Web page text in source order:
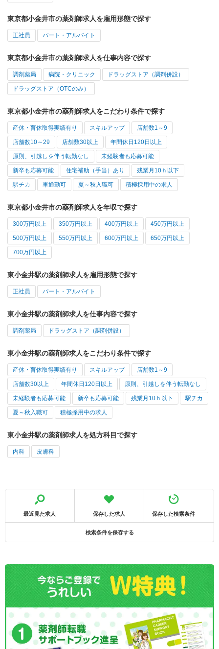
東京都小金井市の薬剤師求人を雇用形態で探す
正社員 パート・アルバイト
東京都小金井市の薬剤師求人を仕事内容で探す
調剤薬局 病院・クリニック ドラッグストア（調剤併設）
ドラッグストア（OTCのみ）
東京都小金井市の薬剤師求人をこだわり条件で探す
産休・育休取得実績有り スキルアップ 店舗数1～9
店舗数10～29 店舗数30以上 年間休日120日以上
原則、引越しを伴う転勤なし 未経験者も応募可能
新卒も応募可能 住宅補助（手当）あり 残業月10ｈ以下
駅チカ 車通勤可 夏～秋入職可 積極採用中の求人
東京都小金井市の薬剤師求人を年収で探す
300万円以上 350万円以上 400万円以上 450万円以上
500万円以上 550万円以上 600万円以上 650万円以上
700万円以上
東小金井駅の薬剤師求人を雇用形態で探す
正社員 パート・アルバイト
東小金井駅の薬剤師求人を仕事内容で探す
調剤薬局 ドラッグストア（調剤併設）
東小金井駅の薬剤師求人をこだわり条件で探す
産休・育休取得実績有り スキルアップ 店舗数1～9
店舗数30以上 年間休日120日以上 原則、引越しを伴う転勤なし
未経験者も応募可能 新卒も応募可能 残業月10ｈ以下 駅チカ
夏～秋入職可 積極採用中の求人
東小金井駅の薬剤師求人を処方科目で探す
内科 皮膚科
最近見た求人 保存した求人 保存した検索条件
検索条件を保存する